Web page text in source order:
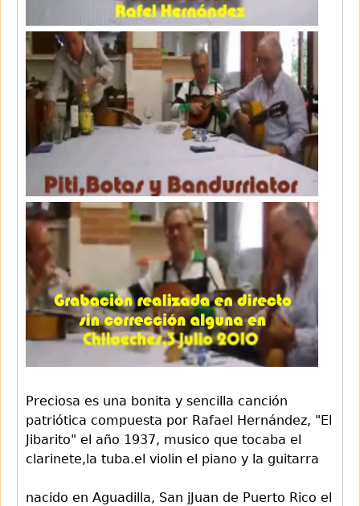
Preciosa es una bonita y sencilla canción
patriótica compuesta por Rafael Hernández, "El
Jibarito" el año 1937, musico que tocaba el
clarinete,la tuba.el violin el piano y la guitarra
nacido en Aguadilla, San jJuan de Puerto Rico el